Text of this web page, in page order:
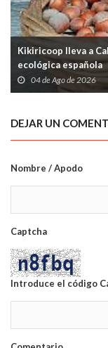
Kikiricoop lleva a
ecológica española
04 de Ago de 2026
DEJAR UN
Nombre / Apodo
Captcha
Introduce el código